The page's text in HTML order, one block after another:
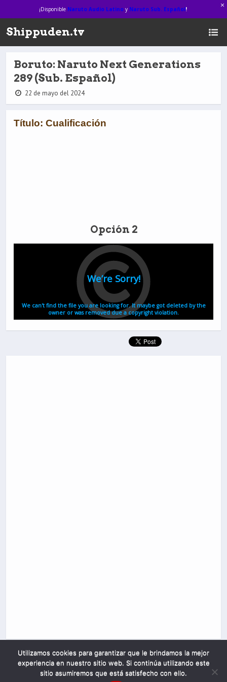
¡Disponible Naruto Audio Latinoy Naruto Sub. Español!
Shippuden.tv
Boruto: Naruto Next Generations
289 (Sub. Español)
22 de mayo del 2024
Título: Cualificación
Opción 2
Utilizamos cookies para garantizar que le brindamos la mejor
experiencia en nuestro sitio web. Si continúa utilizando este
sitio asumiremos que está satisfecho con ello.